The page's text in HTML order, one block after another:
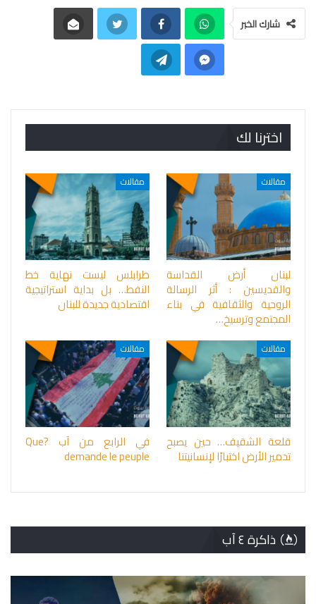
شارك الخبر
اخترنا لك
مقالات
لبنان أرض القداسة
والقديسين : أثر الرسالة
الروحية والثقافية في بناء
المجتمع وترسيخ…
مقالات
طرابلس ليست نهاية خط
النفط… بل بداية استراتيجية
اقتصادية جديدة للبنان
مقالات
قلعة الشقيف… حين يصبح
تدمير الأرض اختبارًا لإنسانيتنا
مقالات
في الرابع من آب ?Que
demande le peuple
ذاكرة ٤ آب